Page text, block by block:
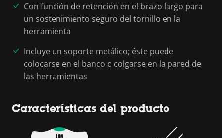
Con función de retención en el brazo largo para
un sostenimiento seguro del tornillo en la
herramienta
Incluye un soporte metálico; éste puede
colocarse en el banco o colgarse en la pared de
las herramientas
Características del producto